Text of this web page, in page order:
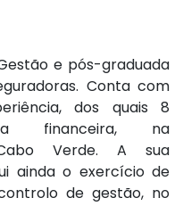
e pós-graduada
Conta com
dos quais 8
financeira, na
Cabo Verde. A sua
ainda o exercício de
de gestão, no